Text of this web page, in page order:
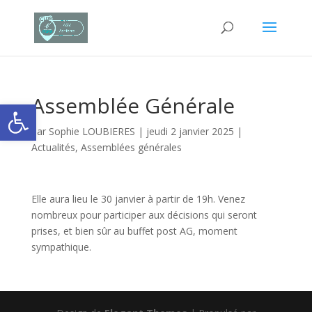
Ouvrir la barre d’outils
Assemblée Générale
par Sophie LOUBIERES | jeudi 2 janvier 2025 |
Actualités, Assemblées générales
Elle aura lieu le 30 janvier à partir de 19h. Venez
nombreux pour participer aux décisions qui seront
prises, et bien sûr au buffet post AG, moment
sympathique.